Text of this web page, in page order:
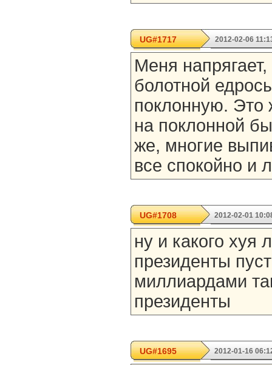
UG#1717 2012-02-06
Меня
болотной
поклонную. Это
на поклонной
же, многие
все спокойно и
UG#1708 2012-02-01
ну и какого хуя
президенты
миллиардами
президенты
UG#1695 2012-01-16